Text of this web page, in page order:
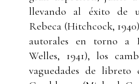
llevando al éxito de
Rebeca (Hitchcock,
autorales en torno a
Welles, 1941), los
vaguedades de